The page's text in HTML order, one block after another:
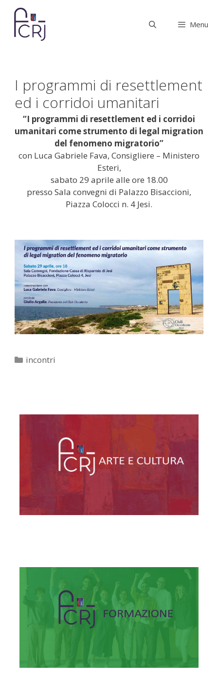
contenuto
Menu
I programmi di resettlement
ed i corridoi umanitari
“I programmi di resettlement ed i corridoi
umanitari come strumento di legal migration
del fenomeno migratorio”
con Luca Gabriele Fava, Consigliere – Ministero
Esteri,
sabato 29 aprile alle ore 18.00
presso Sala convegni di Palazzo Bisaccioni,
Piazza Colocci n. 4 Jesi.
Categorie
incontri